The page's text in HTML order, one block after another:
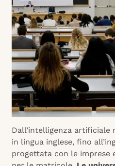
Dall’intelligenza artificiale
in lingua inglese, fino
progettata con le imprese